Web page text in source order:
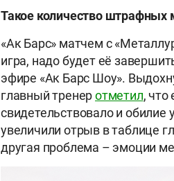
Такое количество штрафных
«Ак Барс» матчем с
игра, надо будет её
эфире «Ак Барс Шоу».
главный тренеротметил, что
свидетельствовало и
увеличили отрыв в таблице
другая проблема – эмоции